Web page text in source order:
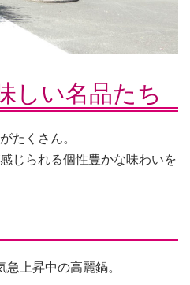
しい名品たち
たくさん。
じられる個性豊かな味わいを
上昇中の高麗鍋。